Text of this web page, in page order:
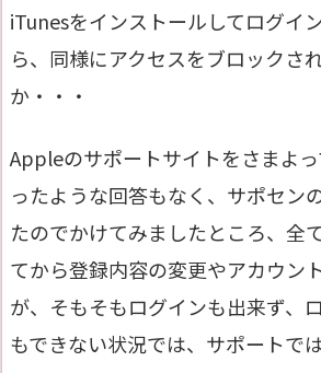
iTunesをインストールしてログイ
ら、同様にアクセスをブロックさ
か・・・
Appleのサポートサイトをさまよ
ったような回答もなく、サポセン
たのでかけてみましたところ、全
てから登録内容の変更やアカウン
が、そもそもログインも出来ず、
もできない状況では、サポートで